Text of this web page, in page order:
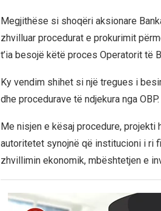
Megjithëse si shoqëri aksionare
zhvilluar procedurat e prokurimit
t’ia besojë këtë proces Operatorit të
Ky vendim shihet si një tregues i
dhe procedurave të ndjekura nga OBP.
Me nisjen e kësaj procedure, projekti
autoritetet synojnë që institucioni i ri
zhvillimin ekonomik, mbështetjen e